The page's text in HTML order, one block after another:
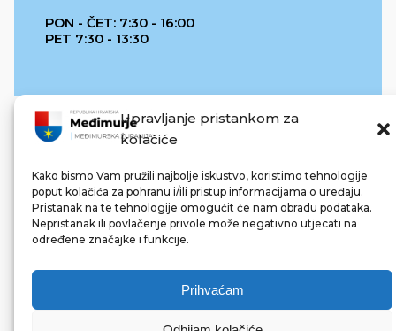
Upravljanje pristankom za
kolačiće
Kako bismo Vam pružili najbolje iskustvo, koristimo tehnologije
poput kolačića za pohranu i/ili pristup informacijama o uređaju.
Pristanak na te tehnologije omogućit će nam obradu podataka.
Nepristanak ili povlačenje privole može negativno utjecati na
određene značajke i funkcije.
Prihvaćam
PON - ČET: 7:30 - 16:00
PET 7:30 - 13:30
REPUBLIKA HRVATSKA